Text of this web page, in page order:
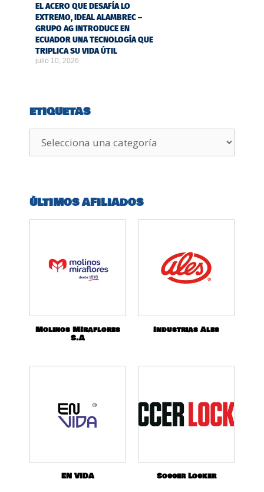
EL ACERO QUE DESAFÍA LO
EXTREMO, IDEAL ALAMBREC –
GRUPO AG INTRODUCE EN
ECUADOR UNA TECNOLOGÍA QUE
TRIPLICA SU VIDA ÚTIL
julio 10, 2026
ETIQUETAS
ÚLTIMOS AFILIADOS
Molinos MIraflores
S.A
Industrias Ales
EN VIDA Soccer Locker